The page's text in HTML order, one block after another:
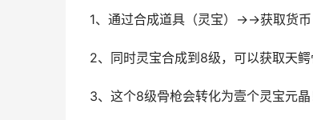
1、通过合成道具（灵宝）→→获取货
2、同时灵宝合成到8级，可以获取天鳄
3、这个8级骨枪会转化为壹个灵宝元晶